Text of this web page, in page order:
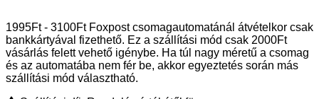
1995Ft - 3100Ft Foxpost csomagautomatánál átvételkor csak
bankkártyával fizethető. Ez a szállítási mód csak 2000Ft
vásárlás felett vehető igénybe. Ha túl nagy méretű a csomag
és az automatába nem fér be, akkor egyeztetés során más
szállítási mód választható.